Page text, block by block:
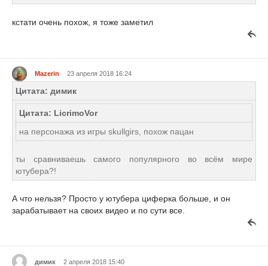
кстати очень похож, я тоже заметил
Mazerin 23 апреля 2018 16:24
Цитата: димик
Цитата: LicrimoVor
на персонажа из игры skullgirs, похож пацан
ты сравниваешь самого популярного во всём мире
ютубера?!
А что нельзя? Просто у ютубера циферка больше, и он
зарабатывает на своих видео и по сути все.
димик 2 апреля 2018 15:40